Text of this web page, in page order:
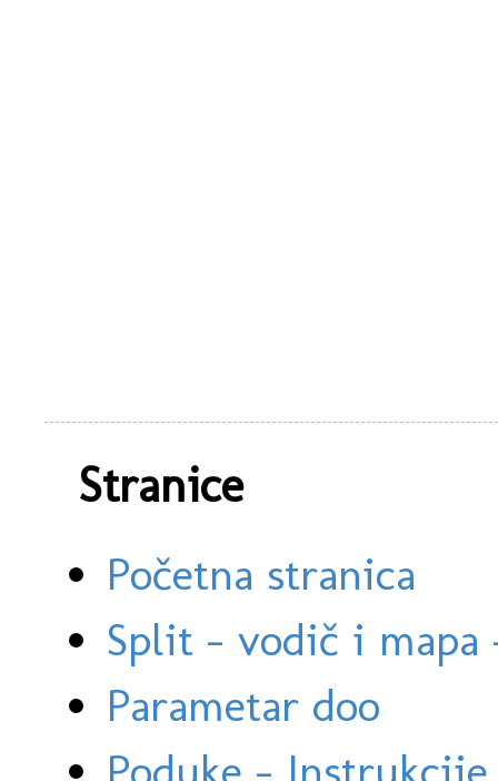
Stranice
Početna stranica
Split - vodič i
Parametar doo